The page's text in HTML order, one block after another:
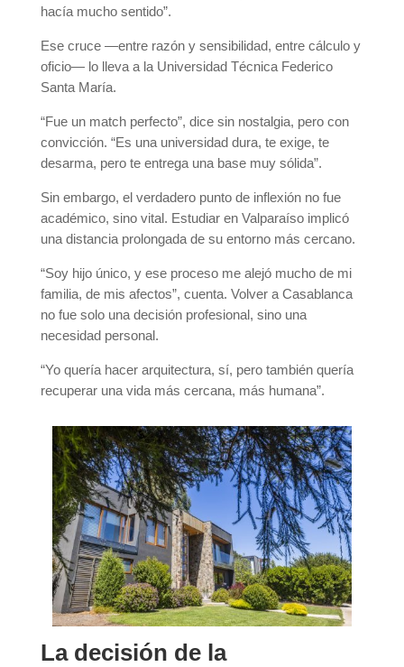
hacía mucho sentido”.
Ese cruce —entre razón y sensibilidad, entre cálculo y
oficio— lo lleva a la Universidad Técnica Federico
Santa María.
“Fue un match perfecto”, dice sin nostalgia, pero con
convicción. “Es una universidad dura, te exige, te
desarma, pero te entrega una base muy sólida”.
Sin embargo, el verdadero punto de inflexión no fue
académico, sino vital. Estudiar en Valparaíso implicó
una distancia prolongada de su entorno más cercano.
“Soy hijo único, y ese proceso me alejó mucho de mi
familia, de mis afectos”, cuenta. Volver a Casablanca
no fue solo una decisión profesional, sino una
necesidad personal.
“Yo quería hacer arquitectura, sí, pero también quería
recuperar una vida más cercana, más humana”.
La decisión de la